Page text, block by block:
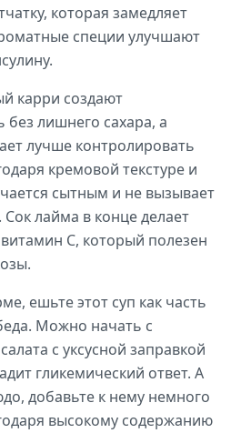
которая замедляет
специи улучшают
карри создают
без лишнего сахара, а
лучше контролировать
кремовой текстуре и
сытным и не вызывает
Сок лайма в конце делает
С, который полезен
ешьте этот суп как часть
Можно начать с
с уксусной заправкой
гликемический ответ. А
добавьте к нему немного
высокому содержанию